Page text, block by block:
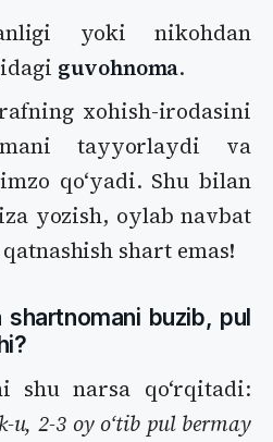
yoki nikohdan
guvohnoma.
xohish-irodasini
tayyorlaydi va
qoʻyadi. Shu bilan
yozish, oylab navbat
shart emas!
buzib, pul
shu narsa qoʻrqitadi:
u, 2-3 oy oʻtib pul bermay